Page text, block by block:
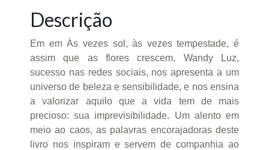
Descrição
Em em Às vezes sol, às vezes tempestade, é
assim que as flores crescem, Wandy Luz,
sucesso nas redes sociais, nos apresenta a um
universo de beleza e sensibilidade, e nos ensina
a valorizar aquilo que a vida tem de mais
precioso: sua imprevisibilidade. Um alento em
meio ao caos, as palavras encorajadoras deste
livro nos inspiram e servem de companhia ao